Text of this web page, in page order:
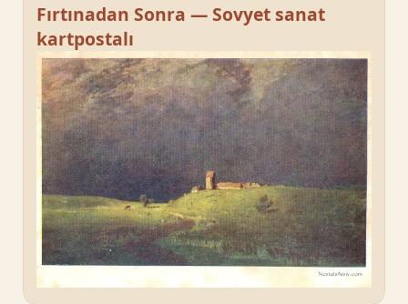
Fırtınadan Sonra — Sovyet sanat
kartpostalı